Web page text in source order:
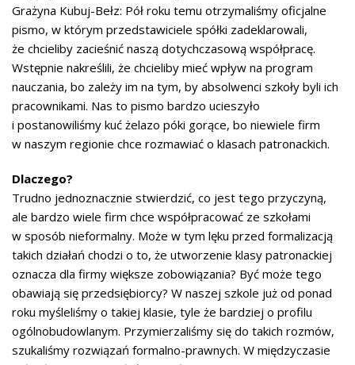
Grażyna Kubuj-Bełz: Pół roku temu otrzymaliśmy oficjalne
pismo, w którym przedstawiciele spółki zadeklarowali,
że chcieliby zacieśnić naszą dotychczasową współpracę.
Wstępnie nakreślili, że chcieliby mieć wpływ na program
nauczania, bo zależy im na tym, by absolwenci szkoły byli ich
pracownikami. Nas to pismo bardzo ucieszyło
i postanowiliśmy kuć żelazo póki gorące, bo niewiele firm
w naszym regionie chce rozmawiać o klasach patronackich.
Dlaczego?
Trudno jednoznacznie stwierdzić, co jest tego przyczyną,
ale bardzo wiele firm chce współpracować ze szkołami
w sposób nieformalny. Może w tym lęku przed formalizacją
takich działań chodzi o to, że utworzenie klasy patronackiej
oznacza dla firmy większe zobowiązania? Być może tego
obawiają się przedsiębiorcy? W naszej szkole już od ponad
roku myśleliśmy o takiej klasie, tyle że bardziej o profilu
ogólnobudowlanym. Przymierzaliśmy się do takich rozmów,
szukaliśmy rozwiązań formalno-prawnych. W międzyczasie